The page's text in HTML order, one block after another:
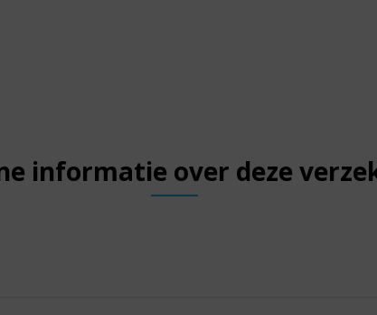
informatie over deze